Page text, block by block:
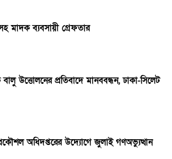
মাদক ব্যবসায়ী গ্রেফতার
উত্তোলনের প্রতিবাদে মানববন্ধন, ঢাকা-সিলেট
প্রকৌশল অধিদপ্তরের উদ্যোগে জুলাই গণঅভ্যুত্থান